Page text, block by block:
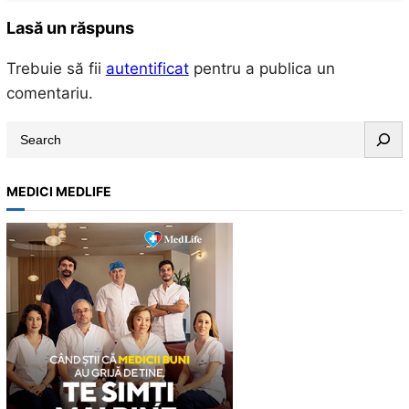
Lasă un răspuns
Trebuie să fii autentificatpentru a publica un
comentariu.
a
r
c
h
MEDICI MEDLIFE